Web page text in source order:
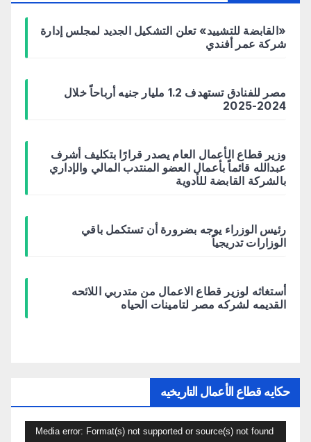
«القابضة للتشييد» تعلن التشكيل الجديد لمجلس إدارة
شركة عمر أفندي
مصر للفنادق تستهدف 1.2 مليار جنيه أرباحاً خلال
2024-2025
وزير قطاع الأعمال العام يصدر قرارًا بتكليف أشرف
عبدالله قائماً بأعمال العضو المنتدب المالي والإداري
بالشركة القابضة للأدوية
رئيس الوزراء يوجه بضرورة أن تستكمل باقي
الوزارات تدريجياً
أستغاثه لوزير قطاع الاعمال من متدربي اللائحه
القديمه لشركه مصر لتامينات الحياه
حكايه قطاع الأعمال التاريخيه
مشغل
Media error: Format(s) not supported or source(s) not found